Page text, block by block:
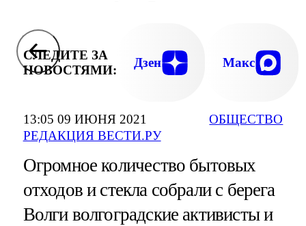
13:05 09 ИЮНЯ 2021
РЕДАКЦИЯ ВЕСТИ.РУ
ОБЩЕСТВО
СЛЕДИТЕ ЗА
НОВОСТЯМИ:
Дзен Макс
Огромное количество бытовых
отходов и стекла собрали с берега
Волги волгоградские активисты и